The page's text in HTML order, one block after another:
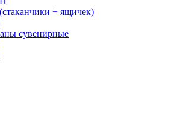
+ ящичек)
сувенирные